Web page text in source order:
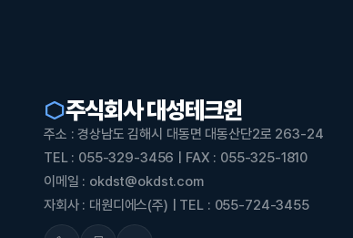
주식회사 대성테크윈
주소 : 경상남도 김해시 대동면 대동산단2로 263-24
TEL : 055-329-3456 | FAX : 055-325-1810
이메일 : okdst@okdst.com
자회사 : 대원디에스(주) | TEL : 055-724-3455